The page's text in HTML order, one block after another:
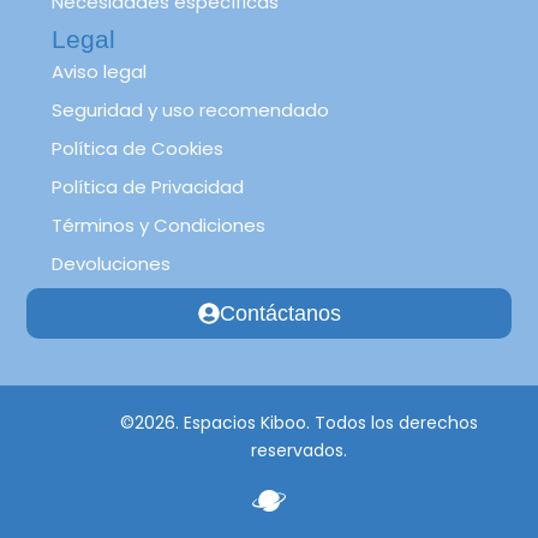
Legal
Aviso legal
Seguridad y uso recomendado
Política de Cookies
Política de Privacidad
Términos y Condiciones
Devoluciones
Contáctanos
©2026. Espacios Kiboo. Todos los derechos
reservados.